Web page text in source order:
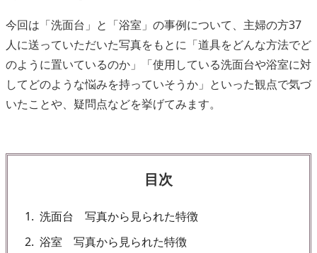
今回は「洗面台」と「浴室」の事例について、主婦の方37
人に送っていただいた写真をもとに「道具をどんな方法でど
のように置いているのか」「使用している洗面台や浴室に対
してどのような悩みを持っていそうか」といった観点で気づ
いたことや、疑問点などを挙げてみます。
目次
1
洗面台 写真から見られた特徴
2 浴室 写真から見られた特徴